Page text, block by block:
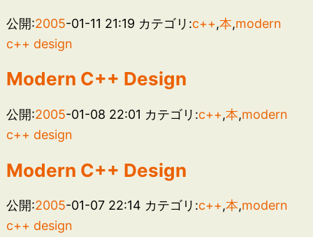
公開:2005-01-11 21:19 カテゴリ:c++,本,modern
c++ design
Modern C++ Design
公開:2005-01-08 22:01 カテゴリ:c++,本,modern
c++ design
Modern C++ Design
公開:2005-01-07 22:14 カテゴリ:c++,本,modern
c++ design